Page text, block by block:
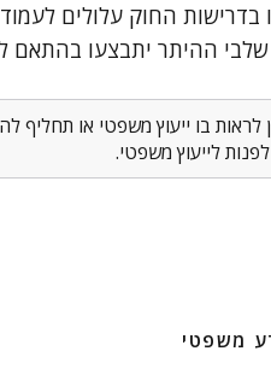
בדרישות החוק עלולים
ההיתר יתבצעו בהתאם
בו ייעוץ משפטי או תחליף
לייעוץ משפטי.
משפטי